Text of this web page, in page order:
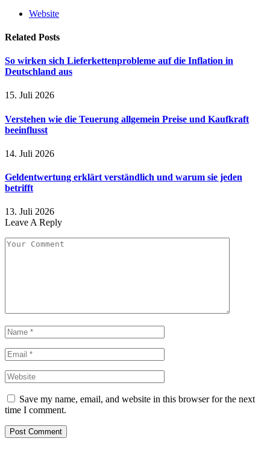
Website
Related Posts
So wirken sich Lieferkettenprobleme auf die Inflation in
Deutschland aus
15. Juli 2026
Verstehen wie die Teuerung allgemein Preise und Kaufkraft
beeinflusst
14. Juli 2026
Geldentwertung erklärt verständlich und warum sie jeden
betrifft
13. Juli 2026
Leave A Reply
Save my name, email, and website in this browser for the next
time I comment.